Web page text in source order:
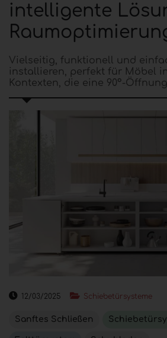
intelligente
Vielseitig, funktionell und
installieren, perfekt für Möbel
Kontexten, die eine 90°-
12/03/2025 Schiebetürsysteme
Sanftes Schließen